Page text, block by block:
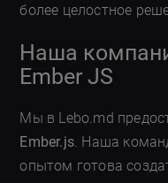
более целостное
Наша
Ember JS
Мы в Lebo.md
Ember.js . Наша
опытом готова